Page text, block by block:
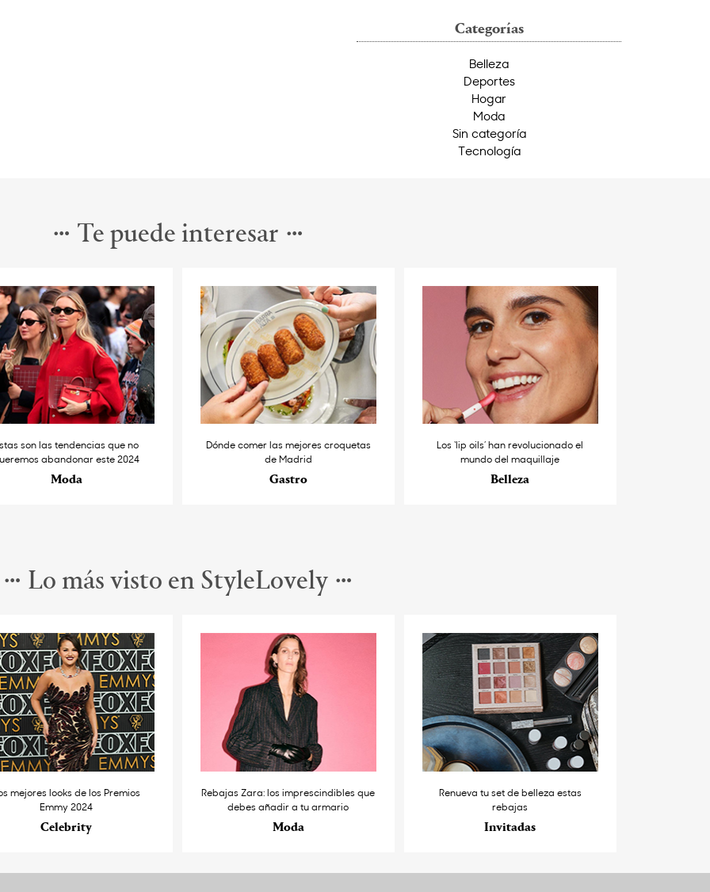
Categorías
Belleza
Deportes
Hogar
Moda
Sin categoría
Tecnología
Te puede interesar
son las tendencias que no
abandonar este 2024
Moda
Dónde comer las mejores croquetas
de Madrid
Gastro
Los ‘lip oils’ han revolucionado el
mundo del maquillaje
Belleza
Lo más visto en StyleLovely
mejores looks de los Premios
Emmy 2024
Celebrity
Rebajas Zara: los imprescindibles que
debes añadir a tu armario
Moda
Renueva tu set de belleza estas
rebajas
Invitadas